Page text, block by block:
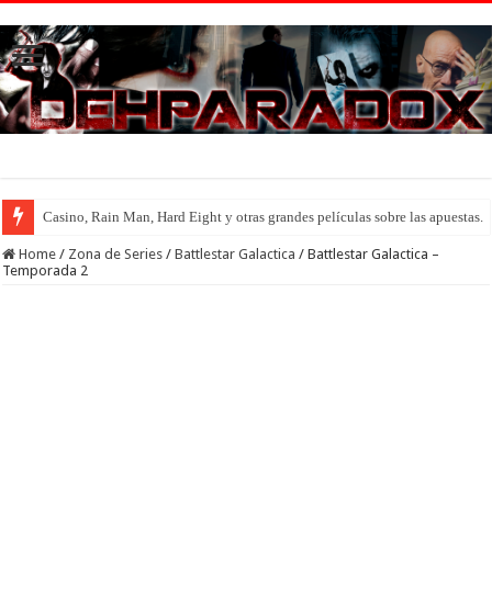
Casino, Rain Man, Hard Eight y otras grandes películas sobre las apuestas.
Introducción al maravilloso mundo de ‘Deadly Premonition’
Home / Zona de Series / Battlestar Galactica / Battlestar Galactica –
Temporada 2